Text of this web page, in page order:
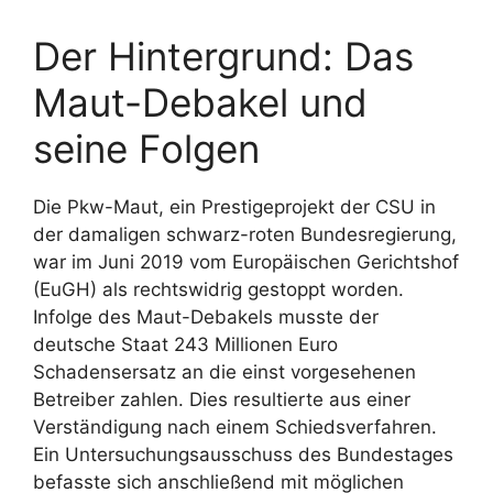
Der Hintergrund: Das
Maut-Debakel und
seine Folgen
Die Pkw-Maut, ein Prestigeprojekt der CSU in
der damaligen schwarz-roten Bundesregierung,
war im Juni 2019 vom Europäischen Gerichtshof
(EuGH) als rechtswidrig gestoppt worden.
Infolge des Maut-Debakels musste der
deutsche Staat 243 Millionen Euro
Schadensersatz an die einst vorgesehenen
Betreiber zahlen. Dies resultierte aus einer
Verständigung nach einem Schiedsverfahren.
Ein Untersuchungsausschuss des Bundestages
befasste sich anschließend mit möglichen